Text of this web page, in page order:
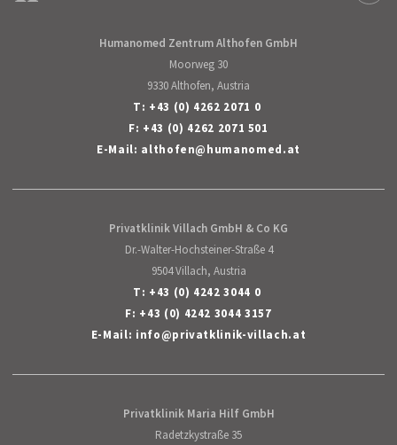
Humanomed Zentrum Althofen GmbH
Moorweg 30
9330 Althofen, Austria
T: +43 (0) 4262 2071 0
F: +43 (0) 4262 2071 501
E-Mail: althofen@humanomed.at
Privatklinik Villach GmbH & Co KG
Dr.-Walter-Hochsteiner-Straße 4
9504 Villach, Austria
T: +43 (0) 4242 3044 0
F: +43 (0) 4242 3044 3157
E-Mail: info@privatklinik-villach.at
Privatklinik Maria Hilf GmbH
Radetzkystraße 35